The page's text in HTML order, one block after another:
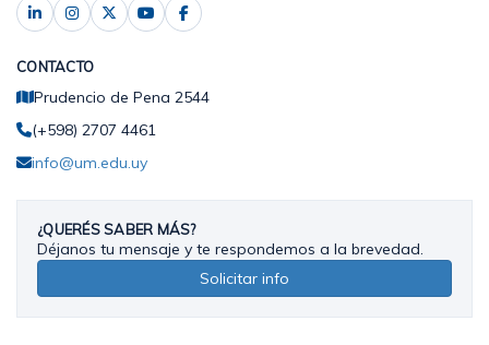
CONTACTO
Prudencio de Pena 2544
(+598) 2707 4461
info@um.edu.uy
¿QUERÉS SABER MÁS?
Déjanos tu mensaje y te respondemos a la brevedad.
Solicitar info